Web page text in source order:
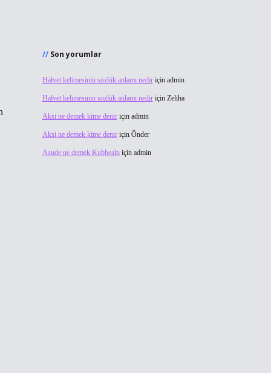
Son yorumlar
Halvet kelimesinin sözlük anlamı nediriçin admin
Halvet kelimesinin sözlük anlamı nediriçin Zeliha
Aksi ne demek kime deniriçin admin
Aksi ne demek kime deniriçin Önder
Asude ne demek Kubbealtıiçin admin